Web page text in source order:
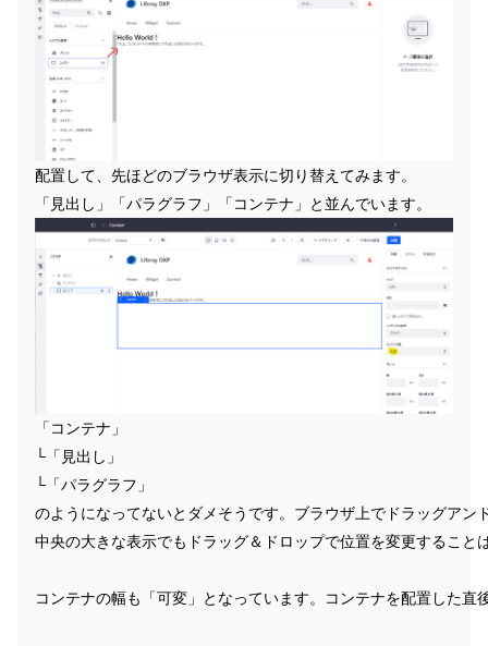
配置して、先ほどのブラウザ表示に切り替えてみます。
「見出し」「パラグラフ」「コンテナ」と並んでいます。
「コンテナ」
└「見出し」
└「パラグラフ」
のようになってないとダメそうです。ブラウザ上でドラッグア
中央の大きな表示でもドラッグ＆ドロップで位置を変更するこ
コンテナの幅も「可変」となっています。コンテナを配置した